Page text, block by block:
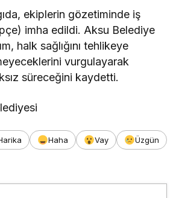
ekiplerin gözetiminde iş
imha edildi. Aksu Belediye
halk sağlığını tehlikeye
vurgulayarak
süreceğini kaydetti.
Haha Vay
Üzgün